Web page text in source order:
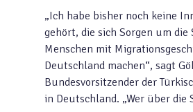
„Ich habe bisher noch keine
gehört, die sich Sorgen um die
Menschen mit
Deutschland machen“, sagt
Bundesvorsitzender der
in Deutschland. „Wer über die